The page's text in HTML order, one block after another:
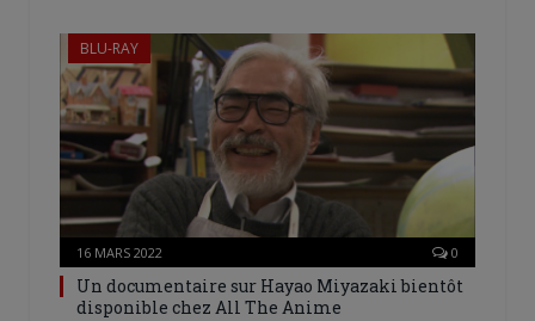
BLU-RAY
16 MARS 2022 0
Un documentaire sur Hayao Miyazaki bientôt
disponible chez All The Anime